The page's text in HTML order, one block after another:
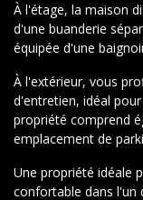
À l'étage, la maison
d'une buanderie
équipée d'une
À l'extérieur, vous
d'entretien, idéal
propriété comprend
emplacement de
Une propriété idéale
confortable dans l'un